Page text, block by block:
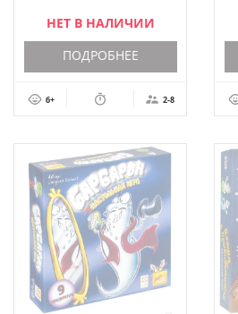
НЕТ В НАЛИЧИИ
ПОДРОБНЕЕ
6+ 2-8